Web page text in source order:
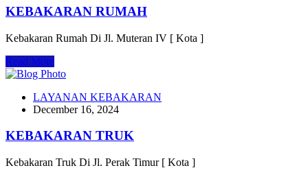
KEBAKARAN RUMAH
Kebakaran Rumah Di Jl. Muteran IV [ Kota ]
Read More
LAYANAN KEBAKARAN
December 16, 2024
KEBAKARAN TRUK
Kebakaran Truk Di Jl. Perak Timur [ Kota ]